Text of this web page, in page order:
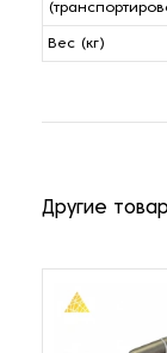
Вес (кг)
Другие